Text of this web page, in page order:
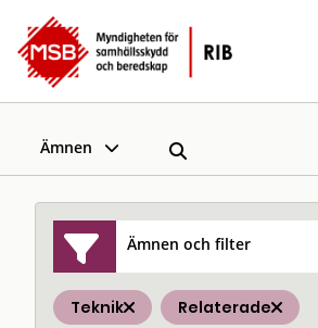
Ämnen
Ämnen och filter
Teknik Relaterade